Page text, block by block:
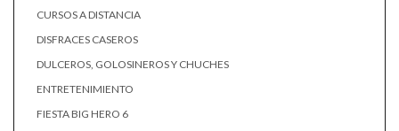
CURSOS A DISTANCIA
DISFRACES CASEROS
DULCEROS, GOLOSINEROS Y CHUCHES
ENTRETENIMIENTO
FIESTA BIG HERO 6